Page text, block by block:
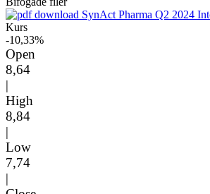
SynAct Pharma Q2 2024
Kurs
-10,33%
Open
8,64
|
High
8,84
|
Low
7,74
|